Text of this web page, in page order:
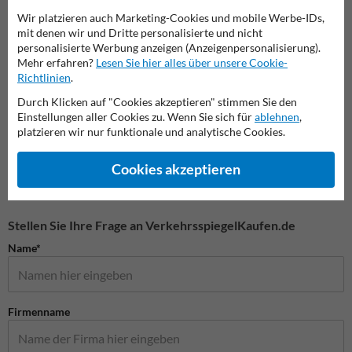
Absperrpfosten mit Kette
Absperrpfosten
Stellen Sie Ihre Frage an VerkehrsspiegelKaufen.de
Name*
Firmenname
Wir platzieren auch Marketing-Cookies und mobile Werbe-IDs,
mit denen wir und Dritte personalisierte und nicht
personalisierte Werbung anzeigen (Anzeigenpersonalisierung).
Mehr erfahren? Lesen Sie hier alles über unsere Cookie-
Richtlinien.
Durch Klicken auf "Cookies akzeptieren" stimmen Sie den
Einstellungen aller Cookies zu. Wenn Sie sich fürablehnen,
platzieren wir nur funktionale und analytische Cookies.
Cookies akzeptieren